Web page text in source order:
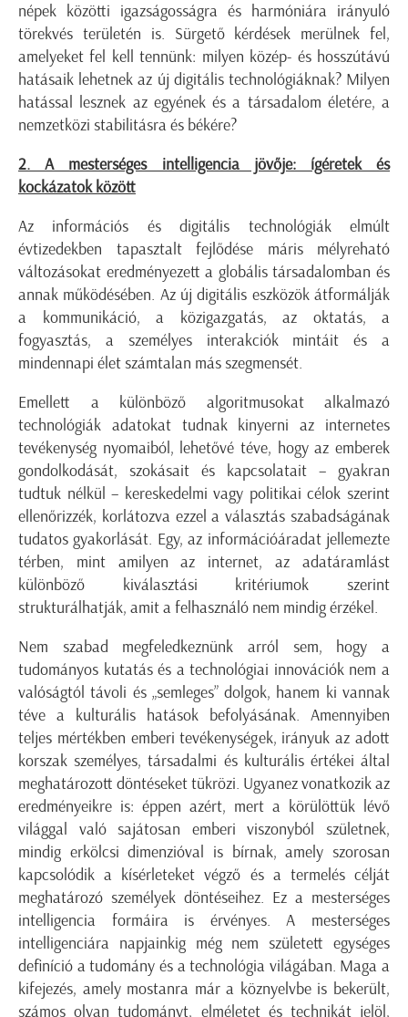
népek közötti igazságosságra és harmóniára irányuló
törekvés területén is. Sürgető kérdések merülnek fel,
amelyeket fel kell tennünk: milyen közép- és hosszútávú
hatásaik lehetnek az új digitális technológiáknak? Milyen
hatással lesznek az egyének és a társadalom életére, a
nemzetközi stabilitásra és békére?
2. A mesterséges intelligencia jövője: ígéretek és
kockázatok között
Az információs és digitális technológiák elmúlt
évtizedekben tapasztalt fejlődése máris mélyreható
változásokat eredményezett a globális társadalomban és
annak működésében. Az új digitális eszközök átformálják
a kommunikáció, a közigazgatás, az oktatás, a
fogyasztás, a személyes interakciók mintáit és a
mindennapi élet számtalan más szegmensét.
Emellett a különböző algoritmusokat alkalmazó
technológiák adatokat tudnak kinyerni az internetes
tevékenység nyomaiból, lehetővé téve, hogy az emberek
gondolkodását, szokásait és kapcsolatait – gyakran
tudtuk nélkül – kereskedelmi vagy politikai célok szerint
ellenőrizzék, korlátozva ezzel a választás szabadságának
tudatos gyakorlását. Egy, az információáradat jellemezte
térben, mint amilyen az internet, az adatáramlást
különböző kiválasztási kritériumok szerint
strukturálhatják, amit a felhasználó nem mindig érzékel.
Nem szabad megfeledkeznünk arról sem, hogy a
tudományos kutatás és a technológiai innovációk nem a
valóságtól távoli és „semleges” dolgok, hanem ki vannak
téve a kulturális hatások befolyásának. Amennyiben
teljes mértékben emberi tevékenységek, irányuk az adott
korszak személyes, társadalmi és kulturális értékei által
meghatározott döntéseket tükrözi. Ugyanez vonatkozik az
eredményeikre is: éppen azért, mert a körülöttük lévő
világgal való sajátosan emberi viszonyból születnek,
mindig erkölcsi dimenzióval is bírnak, amely szorosan
kapcsolódik a kísérleteket végző és a termelés célját
meghatározó személyek döntéseihez. Ez a mesterséges
intelligencia formáira is érvényes. A mesterséges
intelligenciára napjainkig még nem született egységes
definíció a tudomány és a technológia világában. Maga a
kifejezés, amely mostanra már a köznyelvbe is bekerült,
számos olyan tudományt, elméletet és technikát jelöl,